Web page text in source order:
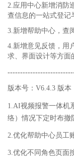
2.应用中心新增消防
查信息的一站式登记
3.新增帮助中心，查
4.新增意见反馈，用
求、界面设计等方面
版本号：V6.4.3 版本
1.AI视频报警一体机
络）情况下定时布撤
2.优化帮助中心员工
3.优化不同角色页面